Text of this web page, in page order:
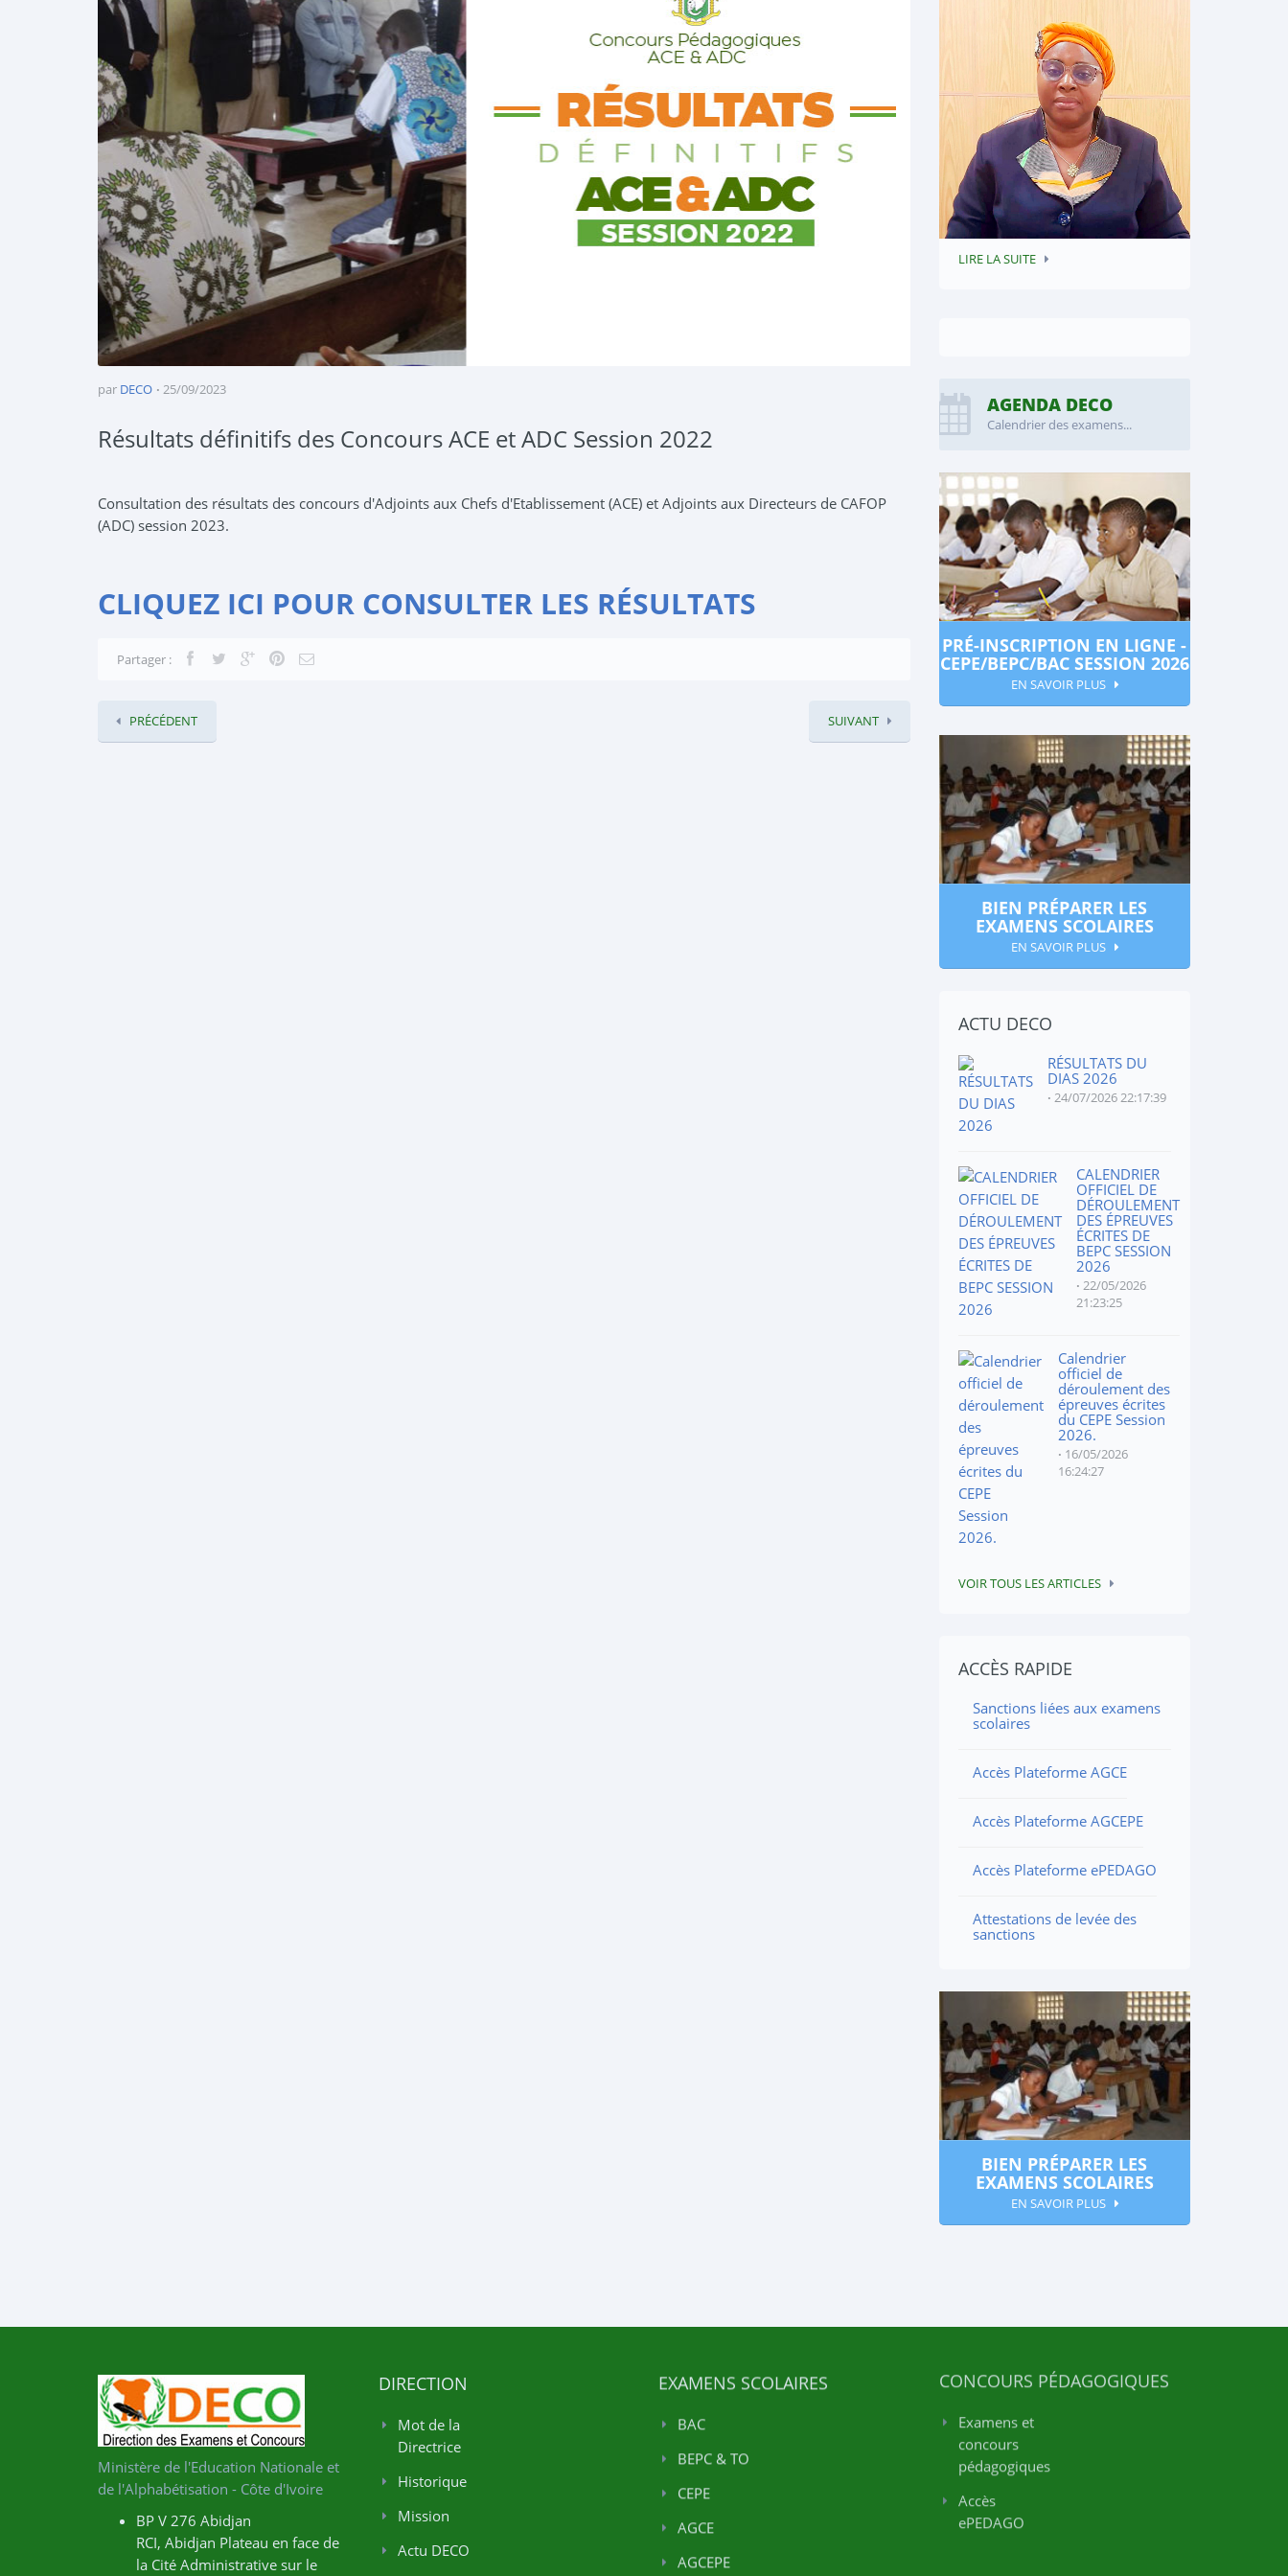
par DECO 25/09/2023
Résultats définitifs des Concours ACE et ADC Session 2022
Consultation des résultats des concours d'Adjoints aux Chefs d'Etablissement (ACE) et Adjoints aux Directeurs de CAFOP
(ADC) session 2023.
CLIQUEZ ICI POUR CONSULTER LES RÉSULTATS
Partager :
PRÉCÉDENT SUIVANT
LIRE LA SUITE
AGENDA DECO
Calendrier des examens...
PRÉ-INSCRIPTION EN LIGNE -
CEPE/BEPC/BAC SESSION 2026
EN SAVOIR PLUS
BIEN PRÉPARER LES
EXAMENS SCOLAIRES
EN SAVOIR PLUS
ACTU DECO
RÉSULTATS DU
DIAS 2026
24/07/2026 22:17:39
CALENDRIER
OFFICIEL DE
DÉROULEMENT
DES ÉPREUVES
ÉCRITES DE
BEPC SESSION
2026
22/05/2026
21:23:25
Calendrier
officiel de
déroulement des
épreuves écrites
du CEPE Session
2026.
16/05/2026
16:24:27
VOIR TOUS LES ARTICLES
ACCÈS RAPIDE
Sanctions liées aux examens
scolaires
Accès Plateforme AGCE
Accès Plateforme AGCEPE
Accès Plateforme ePEDAGO
Attestations de levée des
sanctions
BIEN PRÉPARER LES
EXAMENS SCOLAIRES
EN SAVOIR PLUS
Ministère de l'Education Nationale et
de l'Alphabétisation - Côte d'Ivoire
BP V 276 Abidjan
RCI, Abidjan Plateau en face de
la Cité Administrative sur le
DIRECTION
Mot de la
Directrice
Historique
Mission
Actu DECO
EXAMENS SCOLAIRES
BAC
BEPC & TO
CEPE
AGCE
AGCEPE
CONCOURS PÉDAGOGIQUES
Examens et
concours
pédagogiques
Accès
ePEDAGO